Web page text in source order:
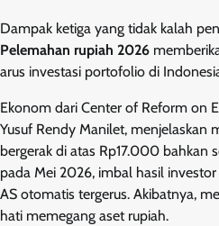
Dampak ketiga yang tidak kalah
Pelemahan rupiah 2026
arus investasi portofolio di
Ekonom dari Center of Reform on
Yusuf Rendy Manilet, menjelaskan
bergerak di atas Rp17.000 bahkan
pada Mei 2026, imbal hasil
AS otomatis tergerus. Akibatnya,
hati memegang aset rupiah.